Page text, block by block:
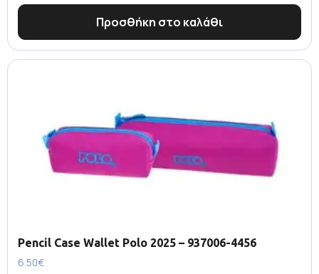
Προσθήκη στο καλάθι
Pencil Case Wallet Polo 2025 – 937006-4456
6.50€